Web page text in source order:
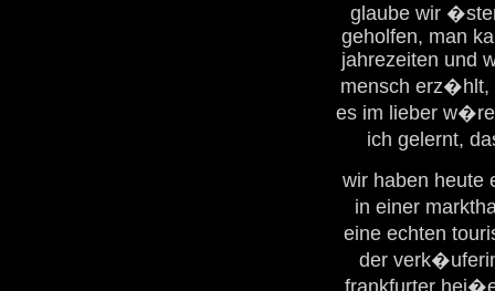
glaube wir
geholfen, man
jahrezeiten und
mensch erz�hlt,
es im lieber
ich gelernt,
wir haben heute
in einer
eine echten
der